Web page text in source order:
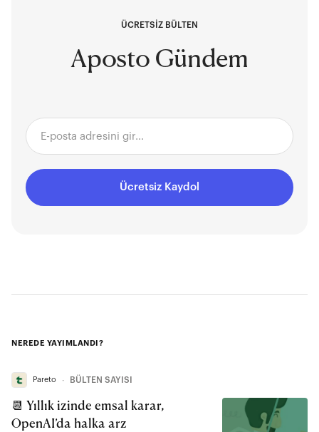
ÜCRETSİZ BÜLTEN
Aposto Gündem
Ücretsiz Kaydol
NEREDE YAYIMLANDI?
Pareto ∙ BÜLTEN SAYISI
📆 Yıllık izinde emsal karar,
OpenAI’da halka arz